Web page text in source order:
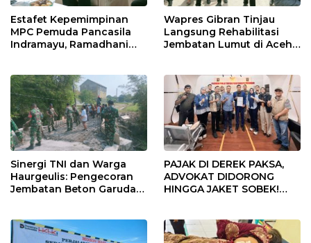
Estafet Kepemimpinan
MPC Pemuda Pancasila
Indramayu, Ramadhani
Muscablub
Wapres Gibran Tinjau
Langsung Rehabilitasi
Jembatan Lumut di Aceh
Sinergi TNI dan Warga
Haurgeulis: Pengecoran
Jembatan Beton Garuda
PAJAK DI DEREK PAKSA,
ADVOKAT DIDORONG
HINGGA JAKET SOBEK!
Pekanbaru!